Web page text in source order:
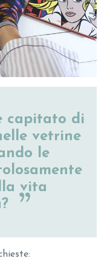
capitato di
vetrine
le
vita